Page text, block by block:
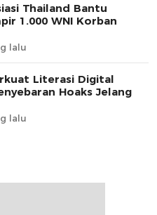
Thailand Bantu
1.000 WNI Korban
lalu
Literasi Digital
Hoaks Jelang
lalu